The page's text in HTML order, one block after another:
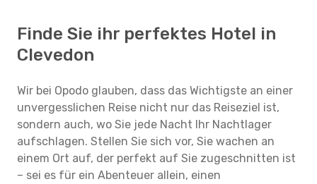
Finde Sie ihr perfektes Hotel in
Clevedon
Wir bei Opodo glauben, dass das Wichtigste an einer
unvergesslichen Reise nicht nur das Reiseziel ist,
sondern auch, wo Sie jede Nacht Ihr Nachtlager
aufschlagen. Stellen Sie sich vor, Sie wachen an
einem Ort auf, der perfekt auf Sie zugeschnitten ist
– sei es für ein Abenteuer allein, einen